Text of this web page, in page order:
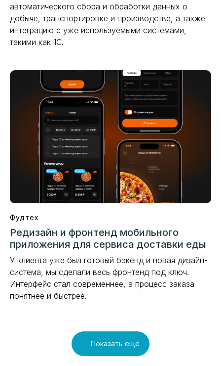
автоматического сбора и обработки данных о
добыче, транспортировке и производстве, а также
интеграцию с уже используемыми системами,
такими как 1С.
Фудтех
Редизайн и фронтенд мобильного
приложения для сервиса доставки еды
У клиента уже был готовый бэкенд и новая дизайн-
система, мы сделали весь фронтенд под ключ.
Интерфейс стал современнее, а процесс заказа
понятнее и быстрее.
Показать еще